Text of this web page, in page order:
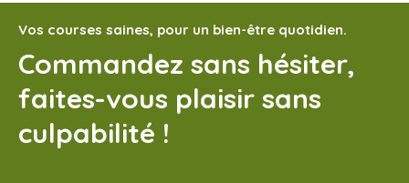
Vos courses saines, pour un bien-être quotidien.
Commandez sans hésiter,
faites-vous plaisir sans
culpabilité !